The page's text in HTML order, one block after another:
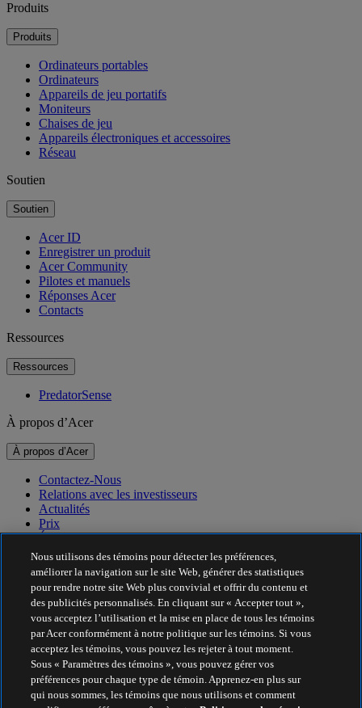
Produits
Produits
Ordinateurs portables
Ordinateurs
Appareils de jeu portatifs
Moniteurs
Chaises de jeu
Appareils électroniques et accessoires
Réseau
Soutien
Soutien
Acer ID
Enregistrer un produit
Acer Community
Pilotes et manuels
Réponses Acer
Contacts
Ressources
Ressources
PredatorSense
À propos d’Acer
À propos d’Acer
Contactez-Nous
Relations avec les investisseurs
Actualités
Prix
Événements
Durabilité
Durabilité
Responsabilité sociale de l’entreprise
Empreinte carbone des produits
Project Humanity
Earthion
Politique de confidentialité
Nous utilisons des témoins pour détecter les préférences,
améliorer la navigation sur le site Web, générer des statistiques
pour rendre notre site Web plus convivial et offrir du contenu et
des publicités personnalisés. En cliquant sur « Accepter tout »,
vous acceptez l’utilisation et la mise en place de tous les témoins
par Acer conformément à notre politique sur les témoins. Si vous
acceptez les témoins, vous pouvez les rejeter à tout moment.
Sous « Paramètres des témoins », vous pouvez gérer vos
préférences pour chaque type de témoin. Apprenez-en plus sur
qui nous sommes, les témoins que nous utilisons et comment